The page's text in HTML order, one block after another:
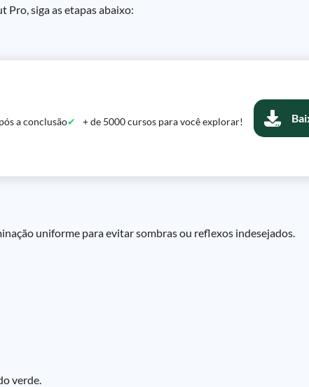
Pro, siga as etapas abaixo:
a conclusão + de 5000 cursos para você explorar!
uniforme para evitar sombras ou reflexos indesejados.
verde.